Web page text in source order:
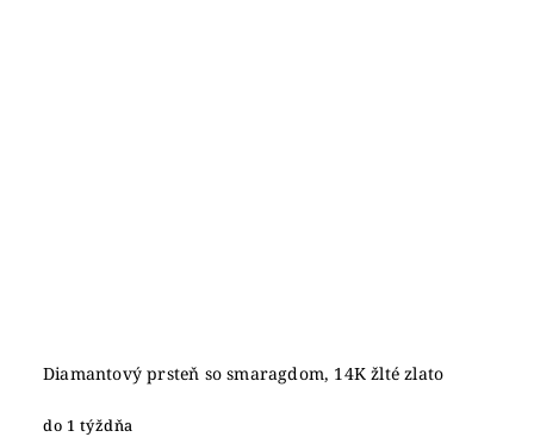
Diamantový prsteň so smaragdom, 14K žlté zlato
do 1 týždňa